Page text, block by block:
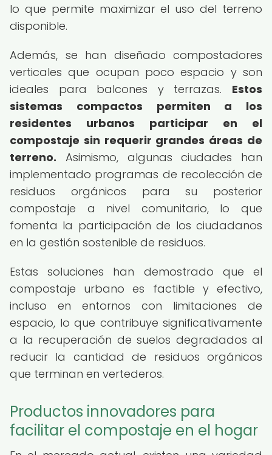
lo que permite maximizar el uso del terreno
disponible.
Además, se han diseñado compostadores
verticales que ocupan poco espacio y son
ideales para balcones y terrazas. Estos
sistemas compactos permiten a los
residentes urbanos participar en el
compostaje sin requerir grandes áreas de
terreno. Asimismo, algunas ciudades han
implementado programas de recolección de
residuos orgánicos para su posterior
compostaje a nivel comunitario, lo que
fomenta la participación de los ciudadanos
en la gestión sostenible de residuos.
Estas soluciones han demostrado que el
compostaje urbano es factible y efectivo,
incluso en entornos con limitaciones de
espacio, lo que contribuye significativamente
a la recuperación de suelos degradados al
reducir la cantidad de residuos orgánicos
que terminan en vertederos.
Productos innovadores para
facilitar el compostaje en el hogar